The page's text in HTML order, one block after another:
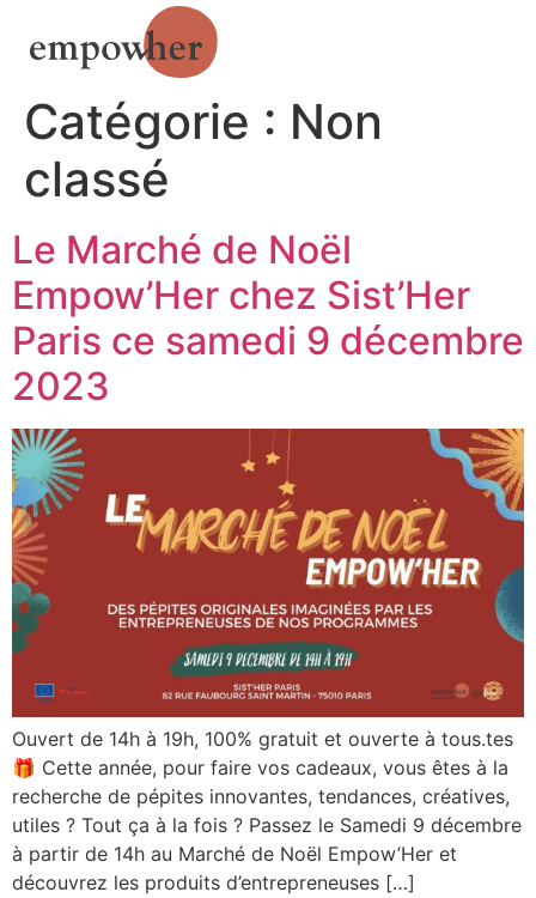
Catégorie : Non
classé
Le Marché de Noël
Empow’Her chez Sist’Her
Paris ce samedi 9 décembre
2023
Ouvert de 14h à 19h, 100% gratuit et ouverte à tous.tes
🎁 Cette année, pour faire vos cadeaux, vous êtes à la
recherche de pépites innovantes, tendances, créatives,
utiles ? Tout ça à la fois ? Passez le Samedi 9 décembre
à partir de 14h au Marché de Noël Empow’Her et
découvrez les produits d’entrepreneuses […]